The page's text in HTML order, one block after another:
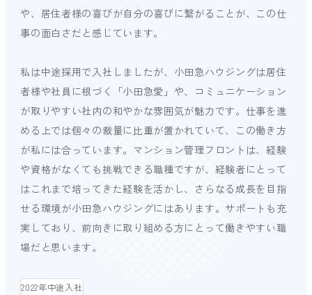
や、居住者様の喜びが自分の喜びに繋がることが、この仕
事の面白さだと感じています。
私は中途採用で入社しましたが、小田急ハウジングは居住
者様や社員に根づく「小田急愛」や、コミュニケーション
が取りやすい社内の和やかな雰囲気が魅力です。仕事を進
める上では個々の裁量に比重が置かれていて、この働き方
が私には合っています。マンション管理フロントは、経験
や資格がなくても挑戦できる職種ですが、経験者にとって
はこれまで培ってきた経験を活かし、さらなる成長を目指
せる環境が小田急ハウジングにはあります。サポートも充
実しており、前向きに取り組める方にとって働きやすい職
場だと思います。
2022年中途入社